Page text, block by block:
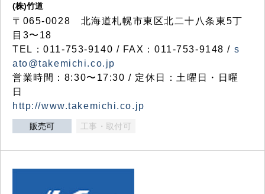
(株)竹道
〒065-0028 北海道札幌市東区北二十八条東5丁
目3〜18
TEL：011-753-9140 / FAX：011-753-9148 / s
ato@takemichi.co.jp
営業時間：8:30〜17:30 / 定休日：土曜日・日曜
日
http://www.takemichi.co.jp
販売可 工事・取付可